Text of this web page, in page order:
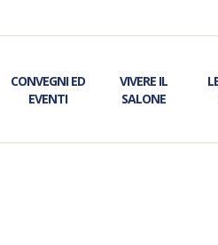
CONVEGNI ED
EVENTI
VIVERE IL
SALONE